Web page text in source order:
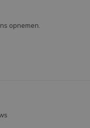
opnemen.